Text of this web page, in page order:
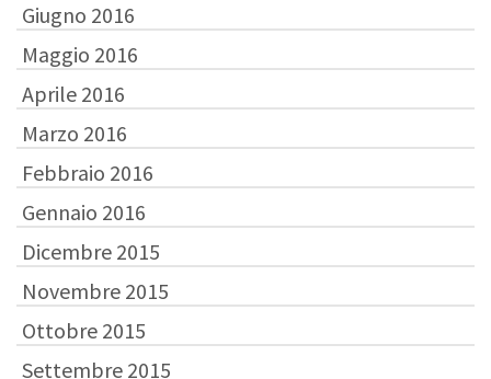
Giugno 2016
Maggio 2016
Aprile 2016
Marzo 2016
Febbraio 2016
Gennaio 2016
Dicembre 2015
Novembre 2015
Ottobre 2015
Settembre 2015